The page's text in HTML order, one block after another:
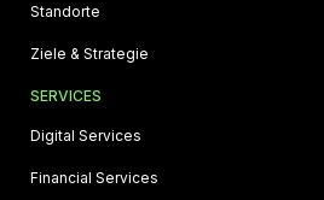
Standorte
Ziele & Strategie
SERVICES
Digital Services
Financial Services